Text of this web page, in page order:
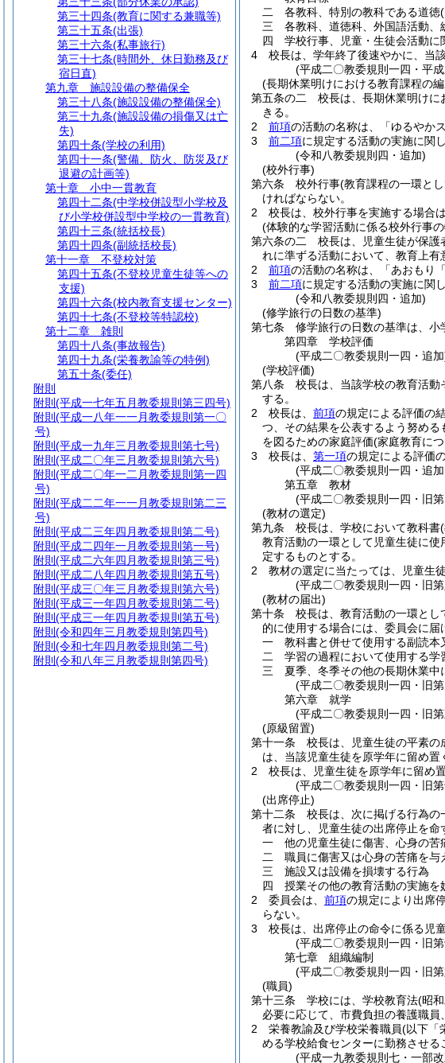
二
各教科、特別の教科である道徳
三
各教科、道徳科、外国語活動
四
学校行事、児童・生徒会活動に
4
校長は、学年終了後速やかに、当
(平成二〇教委規則一四・平
(長期休業明けにおける教育課程の
第五条の二
校長は、長期休業明け
きる。
2
前項の活動の名称は、「ゆるやか
3
前二項に規定する活動の実施に関
(令和八教委規則四・追加)
(校外行事)
第六条
校外行事(教育課程の一環と
ければならない。
2
校長は、校外行事を実施する場合
(体験的な学習活動に係る校外行事
第六条の二
校長は、児童生徒が保護
れに準ずる活動において、教育上有
2
前項の活動の名称は、「あおもり
3
前二項に規定する活動の実施に関
(令和八教委規則四・追加)
(修学旅行の日数の基準)
第七条
修学旅行の日数の基準は、小
第四章
学校評価
(平成二〇教委規則一四・追
(学校評価)
第八条
校長は、当該学校の教育活
する。
2
校長は、 前項の規定による評価の
つ、その結果を公表するよう努める
を図るための家庭評価(家庭教育に
3
校長は、 第一項の規定による評価
(平成二〇教委規則一四・追
第五章
教材
(平成二〇教委規則一四・旧
(教材の選定)
第九条
校長は、学校において教科書
教育活動の一環として児童生徒に
定するものとする。
2
教材の選定に当たっては、児童生
(平成二〇教委規則一四・旧
(教材の届出)
第十条
校長は、教育活動の一環とし
的に使用する場合には、委員会に届
一
教科書と併せて使用する副読本
二
学習の過程において使用する
三
夏季、冬季その他の長期休業中
(平成二〇教委規則一四・旧
第六章
就学
(平成二〇教委規則一四・旧
(原級留置)
第十一条
校長は、児童生徒の平素の
は、当該児童生徒を原学年に留め置
2
校長は、児童生徒を原学年に留め
(平成二〇教委規則一四・旧
(出席停止)
第十二条
校長は、次に掲げる行為
者に対し、児童生徒の出席停止を命
一
他の児童生徒に傷害、心身の
二
職員に傷害又は心身の苦痛を与
三
施設又は設備を損壊する行為
四
授業その他の教育活動の実施を
2
委員会は、 前項の規定により出席
らない。
3
校長は、出席停止の命令に係る児
(平成二〇教委規則一四・旧
第七章
組織編制
(平成二〇教委規則一四・旧
(職員)
第十三条
学校には、学校教育法(昭
必要に応じて、市費負担の養護職員
2
栄養教諭及び学校栄養職員(以下「
める学校給食センターに勤務させる
(平成一九教委規則七・一部
第三十四条(教育に関する兼職等)
第三十五条(出張)
第三十六条(私事旅行)
第三十七条(時間外、休日勤務及び
宿日直)
第九章
施設設備の整備保全
第三十八条(施設設備の整備保全)
第三十九条(施設設備の損傷又は亡
失)
第四十条(学校の利用)
第四十一条(警備、防火、防災及び
退避の計画等)
第十章
小中一貫教育
第四十二条(中学校併設型小学校及
び小学校併設型中学校の一貫教育)
第四十三条(統括校長)
第四十四条(副統括校長)
第十一章
不登校対策
第四十五条(不登校児童生徒等への
支援)
第四十六条(校内教育支援センター)
第四十七条(不登校等特認校)
第十二章
雑則
第四十八条(事故報告)
第四十九条(栄養教諭等の特例)
第五十条(委任)
附則
附則 (平成一七年五月教委規則第三四号)
附則 (平成一八年一一月教委規則第一〇
号)
附則 (平成一九年三月教委規則第七号)
附則 (平成二〇年三月教委規則第六号)
附則 (平成二〇年一二月教委規則第一四
号)
附則 (平成二二年一一月教委規則第二三
号)
附則 (平成二三年四月教委規則第二号)
附則 (平成二四年一月教委規則第一号)
附則 (平成二六年四月教委規則第三号)
附則 (平成二八年四月教委規則第五号)
附則 (平成三〇年三月教委規則第六号)
附則 (平成三一年四月教委規則第二号)
附則 (平成三一年四月教委規則第五号)
附則 (令和四年三月教委規則第四号)
附則 (令和七年四月教委規則第二号)
附則 (令和八年三月教委規則第四号)